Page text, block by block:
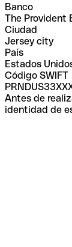
Banco
The Provident
Ciudad
Jersey city
País
Estados
Código SWIFT
Antes de
identidad de